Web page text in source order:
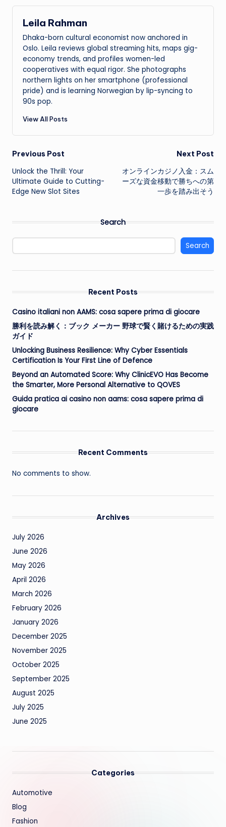
Leila Rahman
Dhaka-born cultural economist now anchored in
Oslo. Leila reviews global streaming hits, maps gig-
economy trends, and profiles women-led
cooperatives with equal rigor. She photographs
northern lights on her smartphone (professional
pride) and is learning Norwegian by lip-syncing to
90s pop.
View All Posts
Post
navigation
Previous Post
Unlock the Thrill: Your
Ultimate Guide to Cutting-
Edge New Slot Sites
Next Post
オンラインカジノ入金：スム
ーズな資金移動で勝ちへの第
一歩を踏み出そう
Search
Search
Recent Posts
Casino italiani non AAMS: cosa sapere prima di giocare
勝利を読み解く：ブック メーカー 野球で賢く賭けるための実践
ガイド
Unlocking Business Resilience: Why Cyber Essentials
Certification Is Your First Line of Defence
Beyond an Automated Score: Why ClinicEVO Has Become
the Smarter, More Personal Alternative to QOVES
Guida pratica ai casino non aams: cosa sapere prima di
giocare
Recent Comments
No comments to show.
Archives
July 2026
June 2026
May 2026
April 2026
March 2026
February 2026
January 2026
December 2025
November 2025
October 2025
September 2025
August 2025
July 2025
June 2025
Categories
Automotive
Blog
Fashion